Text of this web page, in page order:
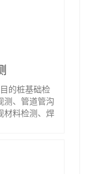
的桩基础检
测、管道管沟
材料检测、焊